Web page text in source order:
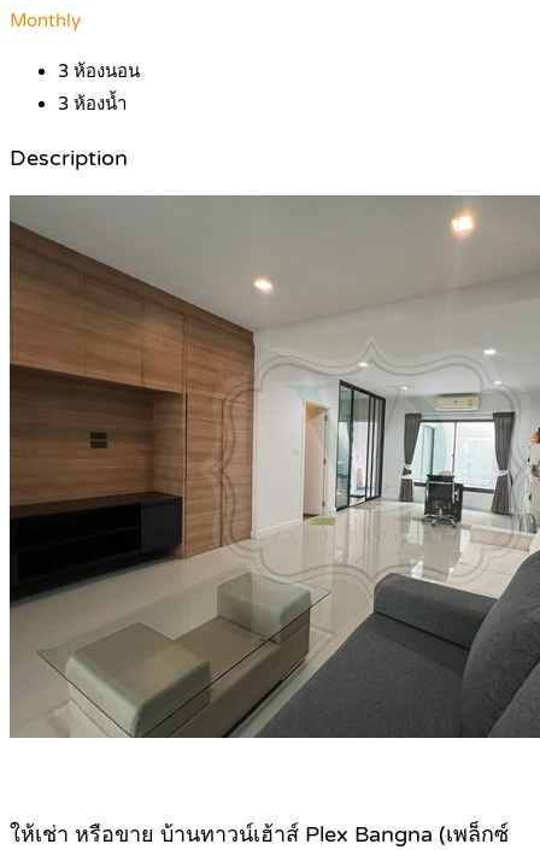
Monthly
3 ห้องนอน
3 ห้องน้ำ
Description
ให้เช่า หรือขาย บ้านทาวน์เฮ้าส์ Plex Bangna (เพล็กซ์